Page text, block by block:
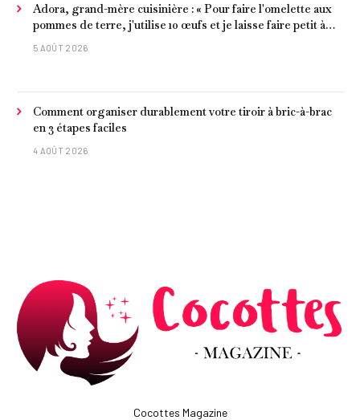
Adora, grand-mère cuisinière : « Pour faire l'omelette aux
pommes de terre, j'utilise 10 œufs et je laisse faire petit à
petit »
5 AOÛT 2026
Comment organiser durablement votre tiroir à bric-à-brac
en 3 étapes faciles
4 AOÛT 2026
Cocottes Magazine